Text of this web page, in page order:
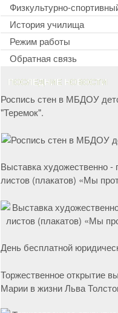
Физкультурно-
История училища
Режим работы
Обратная связь
ПОСЛЕДНИЕ НОВОСТИ
Роспись стен в МБДОУ
"Теремок".
Выставка художественно -
листов (плакатов) «Мы
День бесплатной
Торжественное открытие
Марии в жизни Льва